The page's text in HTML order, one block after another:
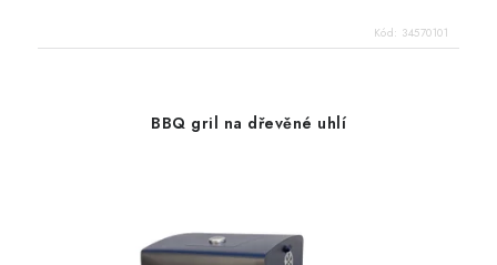
Kód: 34570101
BBQ gril na dřevěné uhlí